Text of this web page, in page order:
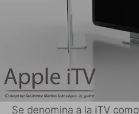
Se denomina a la iTV como